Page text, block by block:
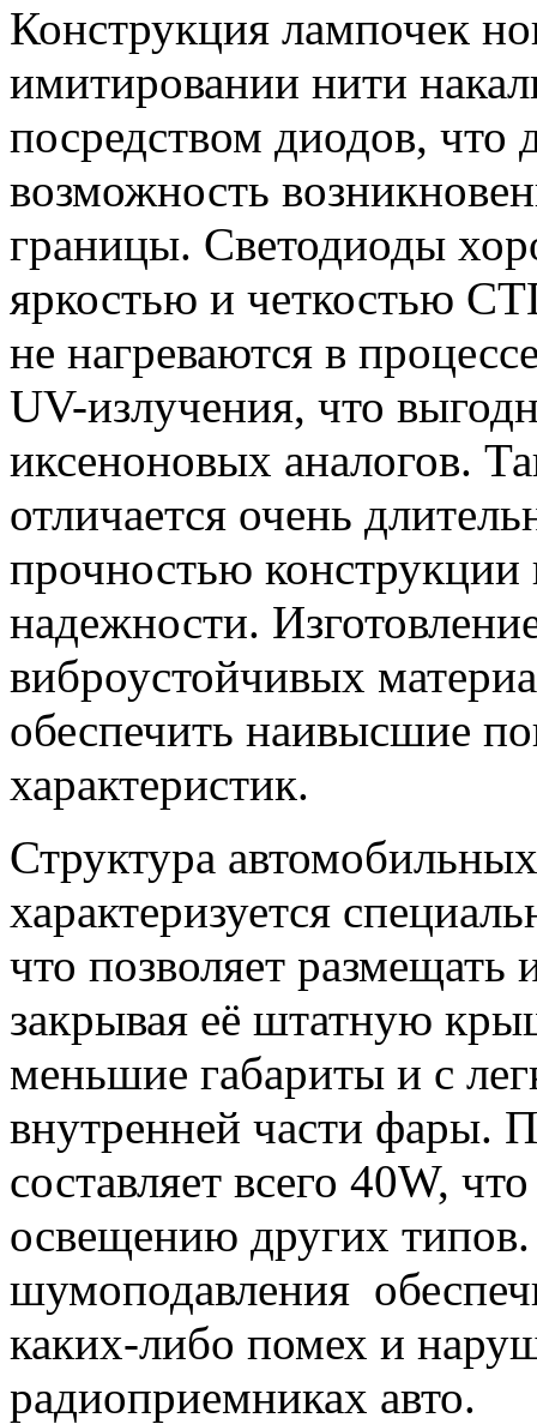
Конструкция лампочек
имитировании нити
посредством диодов,
возможность
границы. Светодиоды
яркостью и четкостью
не нагреваются в
UV-излучения, что
иксеноновых аналогов.
отличается очень
прочностью
надежности.
виброустойчивых
обеспечить наивысшие
характеристик.
Структура
характеризуется
что позволяет
закрывая её штатную
меньшие габариты и с
внутренней части фары.
составляет всего 40W,
освещению других
шумоподавления
каких-либо помех и
радиоприемниках авто.